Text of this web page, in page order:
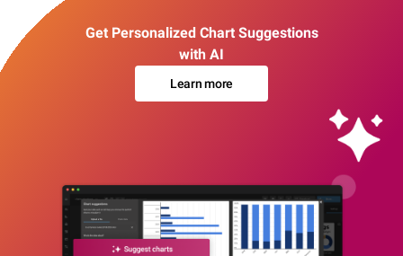
Get Personalized Chart Suggestions
with AI
Learn more